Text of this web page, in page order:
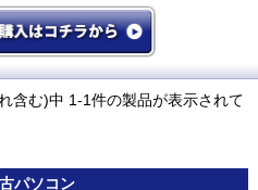
含む)中 1-1件の製品が表示されて
パソコン